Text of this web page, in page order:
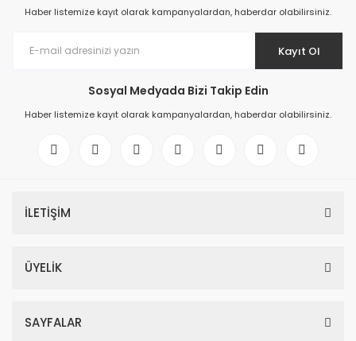
Haber listemize kayıt olarak kampanyalardan, haberdar olabilirsiniz.
Kayıt Ol
Sosyal Medyada Bizi Takip Edin
Haber listemize kayıt olarak kampanyalardan, haberdar olabilirsiniz.
İLETİŞİM
ÜYELİK
SAYFALAR